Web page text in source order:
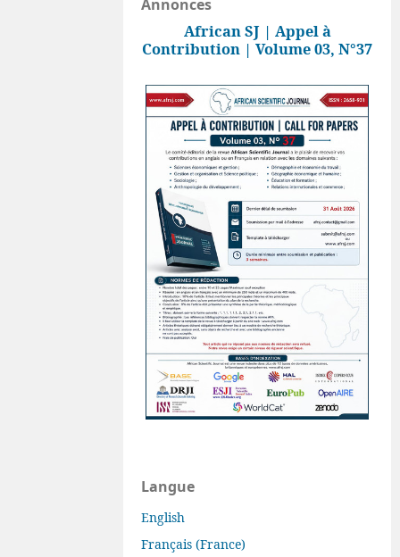
Annonces
African SJ | Appel à
Contribution | Volume 03, N°37
Langue
English
Français (France)